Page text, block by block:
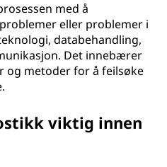
med å
eller problemer i
databehandling,
Det innebærer
og metoder for å feilsøke
viktig innen